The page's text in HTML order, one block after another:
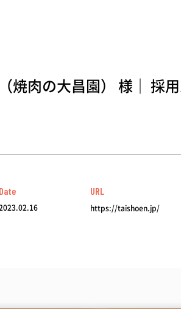
焼肉の大昌園） 様｜ 採
Date URL
https://taishoen.jp/